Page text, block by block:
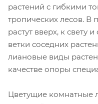
растений с гибкими
тропических лесов. В
растут вверх, к свету
ветки соседних
лиановые виды
качестве опоры
Цветущие комнатные